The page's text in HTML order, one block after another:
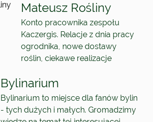
Mateusz Rośliny
Konto pracownika zespołu
Kaczergis. Relacje z dnia pracy
ogrodnika, nowe dostawy
roślin, ciekawe realizacje
Bylinarium
Bylinarium to miejsce dla fanów bylin
- tych dużych i małych. Gromadzimy